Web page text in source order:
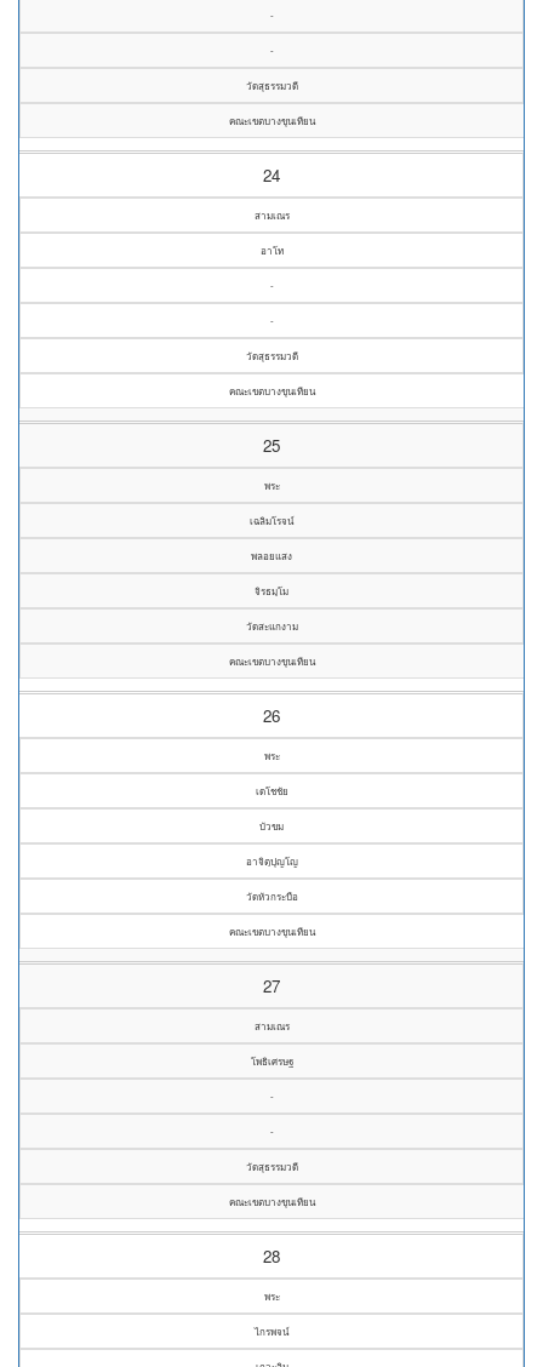
-
-
วัดสุธรรมวดี
คณะเขตบางขุนเทียน
24
สามเณร
อาโท
-
-
วัดสุธรรมวดี
คณะเขตบางขุนเทียน
25
พระ
เฉลิมโรจน์
พลอยแสง
จิรธมฺโม
วัดสะแกงาม
คณะเขตบางขุนเทียน
26
พระ
เดโชชัย
บัวขม
อาจิตฺปุญโญ
วัดหัวกระบือ
คณะเขตบางขุนเทียน
27
สามเณร
โพธิเศรษฐ
-
-
วัดสุธรรมวดี
คณะเขตบางขุนเทียน
28
พระ
ไกรพจน์